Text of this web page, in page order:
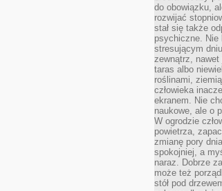
do obowiązku,
rozwijać
stał się także
psychiczne. Nie
stresującym
zewnątrz,
taras albo
roślinami,
człowieka
ekranem. Nie
naukowe, ale o
W ogrodzie
powietrza,
zmianę pory
spokojniej, a
naraz. Dobrze
może też
stół pod